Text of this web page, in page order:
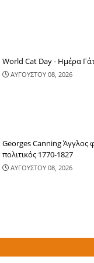
World Cat Day - Ημέρα
ΑΥΓΟΥΣΤΟΥ 08, 2026
Georges Canning Άγγλος
πολιτικός 1770-1827
ΑΥΓΟΥΣΤΟΥ 08, 2026